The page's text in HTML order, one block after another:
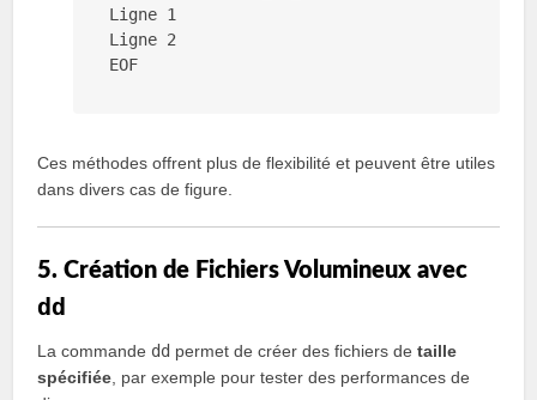
Ligne 1
Ligne 2
EOF
Ces méthodes offrent plus de flexibilité et peuvent être utiles
dans divers cas de figure.
5. Création de Fichiers Volumineux avec
dd
La commande dd permet de créer des fichiers detaille
spécifiée , par exemple pour tester des performances de